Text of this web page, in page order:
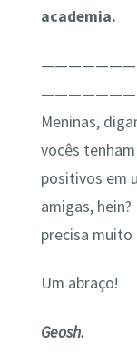
academia.
Meninas,
vocês
positivos em
amigas,
precisa
Um abraço!
Geosh.